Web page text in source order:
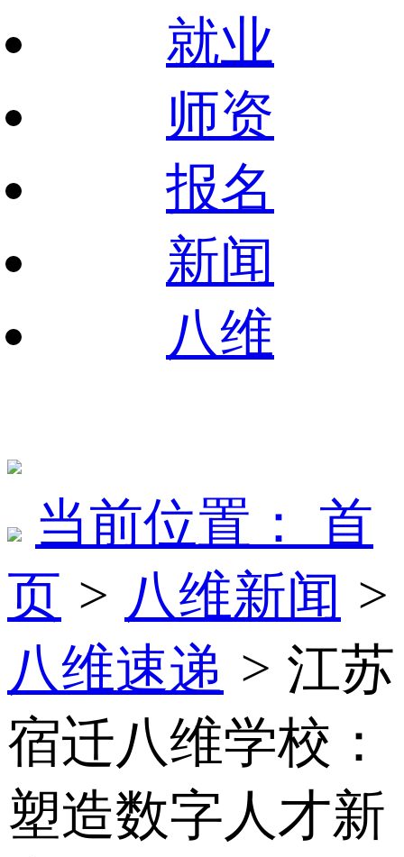
就业
师资
报名
新闻
八维
当前位置： 首
页 > 八维新闻 >
八维速递 > 江苏
宿迁八维学校：
塑造数字人才新